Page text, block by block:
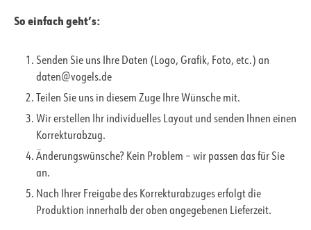
So einfach geht’s:
Senden Sie uns Ihre Daten (Logo, Grafik, Foto, etc.) an
daten@vogels.de
Teilen Sie uns in diesem Zuge Ihre Wünsche mit.
Wir erstellen Ihr individuelles Layout und senden Ihnen einen
Korrekturabzug.
Änderungswünsche? Kein Problem – wir passen das für Sie
an.
Nach Ihrer Freigabe des Korrekturabzuges erfolgt die
Produktion innerhalb der oben angegebenen Lieferzeit.